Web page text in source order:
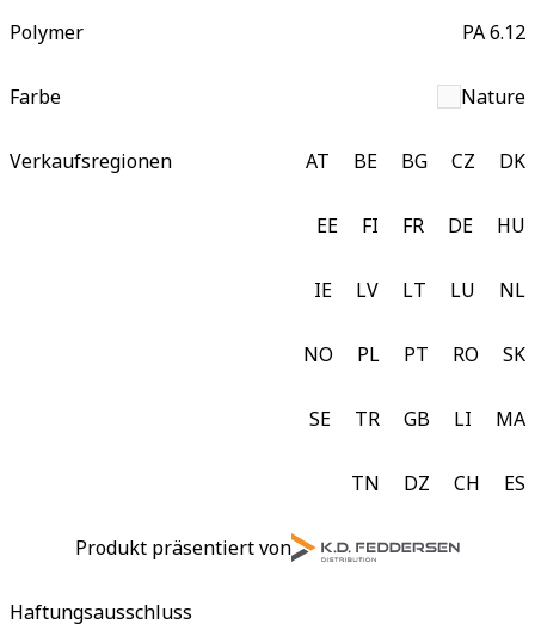
Polymer PA 6.12
Farbe Nature
Verkaufsregionen AT BE BG CZ DK
EE FI FR DE HU
IE LV LT LU NL
NO PL PT RO SK
SE TR GB LI MA
TN DZ CH ES
Produkt präsentiert von
Haftungsausschluss